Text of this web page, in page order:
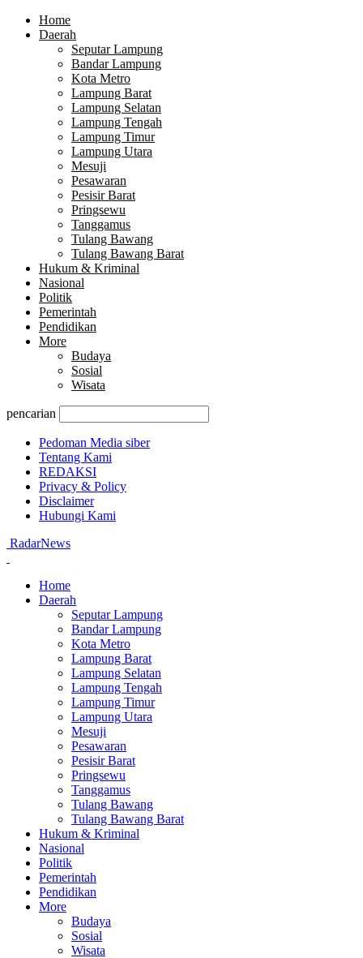
Home
Daerah
Seputar Lampung
Bandar Lampung
Kota Metro
Lampung Barat
Lampung Selatan
Lampung Tengah
Lampung Timur
Lampung Utara
Mesuji
Pesawaran
Pesisir Barat
Pringsewu
Tanggamus
Tulang Bawang
Tulang Bawang Barat
Hukum & Kriminal
Nasional
Politik
Pemerintah
Pendidikan
More
Budaya
Sosial
Wisata
pencarian
Pedoman Media siber
Tentang Kami
REDAKSI
Privacy & Policy
Disclaimer
Hubungi Kami
RadarNews
Home
Daerah
Seputar Lampung
Bandar Lampung
Kota Metro
Lampung Barat
Lampung Selatan
Lampung Tengah
Lampung Timur
Lampung Utara
Mesuji
Pesawaran
Pesisir Barat
Pringsewu
Tanggamus
Tulang Bawang
Tulang Bawang Barat
Hukum & Kriminal
Nasional
Politik
Pemerintah
Pendidikan
More
Budaya
Sosial
Wisata